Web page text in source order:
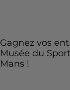
Gagnez vos
Musée du
Mans !